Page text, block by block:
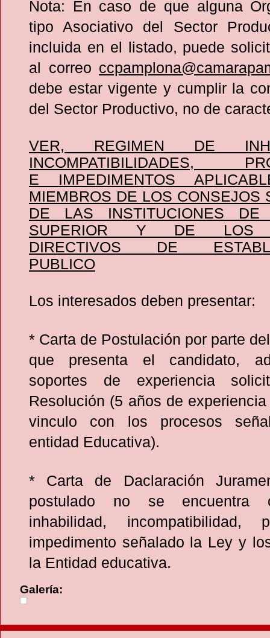
Nota: En caso de que alguna
tipo Asociativo del Sector
incluida en el listado, puede
al correo
debe estar vigente y cumplir la
del Sector Productivo, no de
VER, REGIMEN DE
INCOMPATIBILIDADES,
E IMPEDIMENTOS
MIEMBROS DE LOS CONSEJOS
DE LAS INSTITUCIONES DE
SUPERIOR Y DE LOS
DIRECTIVOS DE
PUBLICO
Los interesados deben presentar:
* Carta de Postulación por parte
que presenta el candidato,
soportes de experiencia
Resolución (5 años de
vinculo con los procesos
entidad Educativa).
* Carta de Daclaración
postulado no se encuentra
inhabilidad, incompatibilidad,
impedimento señalado la Ley y
la Entidad educativa.
Galería: